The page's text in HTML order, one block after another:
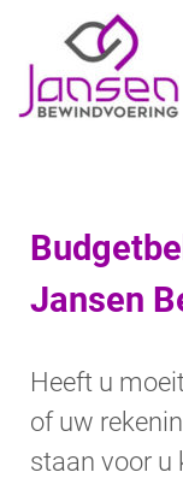
Jansen
Heeft u
of uw
staan voor u